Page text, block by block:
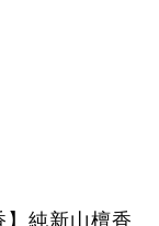
】純新山檀香